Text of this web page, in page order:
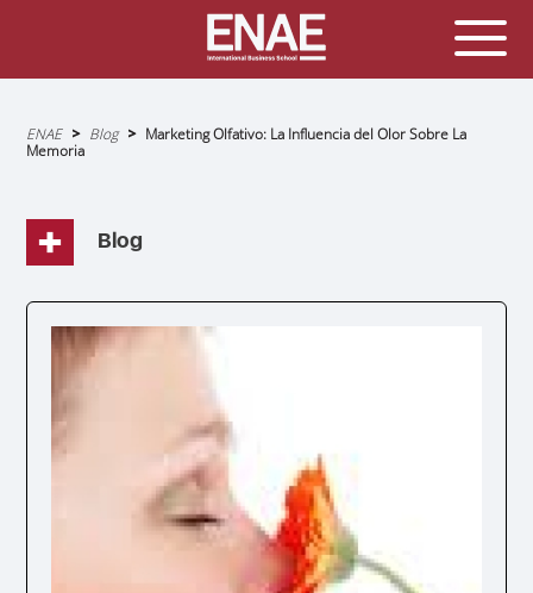
Sobrescribir
enlaces
de
navegación
ENAE Blog
Marketing Olfativo: La Influencia del Olor Sobre La
Memoria
Blog